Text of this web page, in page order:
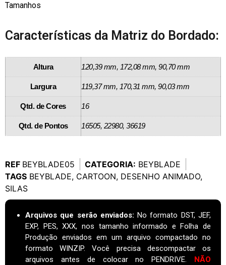
Tamanhos
Características da Matriz do Bordado:
Altura 120,39 mm, 172,08 mm, 90,70 mm
Largura 119,37 mm, 170,31 mm, 90,03 mm
Qtd. de Cores 16
Qtd. de Pontos 16505, 22980, 36619
REF BEYBLADE05 CATEGORIA: BEYBLADE
TAGS BEYBLADE, CARTOON, DESENHO ANIMADO,
SILAS
Arquivos que serão enviados: No formato DST, JEF,
EXP, PES, XXX, nos tamanho informado e Folha de
Produção enviados em um arquivo compactado no
formato WINZIP. Você precisa descompactar os
arquivos antes de colocar no PENDRIVE. NÃO